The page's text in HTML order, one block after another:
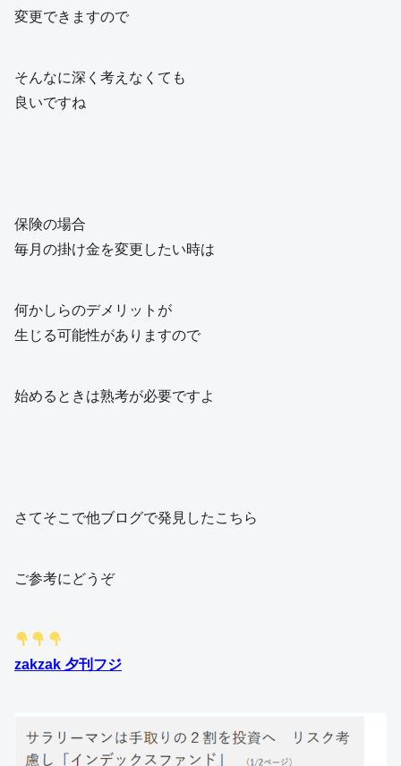
変更できますので
そんなに深く考えなくても
良いですね
保険の場合
毎月の掛け金を変更したい時は
何かしらのデメリットが
生じる可能性がありますので
始めるときは熟考が必要ですよ
さてそこで他ブログで発見したこちら
ご参考にどうぞ
zakzak 夕刊フジ